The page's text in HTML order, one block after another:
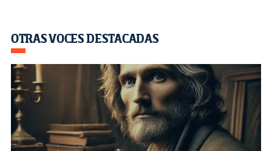
OTRAS VOCES DESTACADAS